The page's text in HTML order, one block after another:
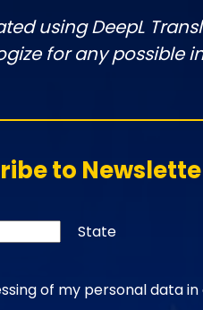
using DeepL
for any possible
to
State
of my personal data